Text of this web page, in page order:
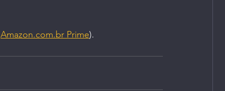
Amazon.com.br Prime).